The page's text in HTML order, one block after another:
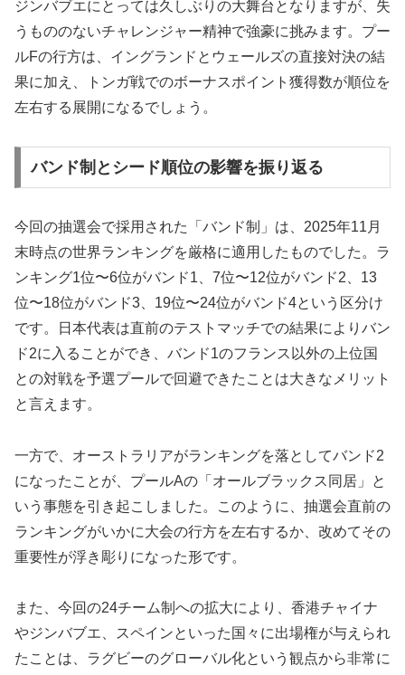
ジンバブエにとっては久しぶりの大舞台となりますが、失
うもののないチャレンジャー精神で強豪に挑みます。プー
ルFの行方は、イングランドとウェールズの直接対決の結
果に加え、トンガ戦でのボーナスポイント獲得数が順位を
左右する展開になるでしょう。
バンド制とシード順位の影響を振り返る
今回の抽選会で採用された「バンド制」は、2025年11月
末時点の世界ランキングを厳格に適用したものでした。ラ
ンキング1位〜6位がバンド1、7位〜12位がバンド2、13
位〜18位がバンド3、19位〜24位がバンド4という区分け
です。日本代表は直前のテストマッチでの結果によりバン
ド2に入ることができ、バンド1のフランス以外の上位国
との対戦を予選プールで回避できたことは大きなメリット
と言えます。
一方で、オーストラリアがランキングを落としてバンド2
になったことが、プールAの「オールブラックス同居」と
いう事態を引き起こしました。このように、抽選会直前の
ランキングがいかに大会の行方を左右するか、改めてその
重要性が浮き彫りになった形です。
また、今回の24チーム制への拡大により、香港チャイナ
やジンバブエ、スペインといった国々に出場権が与えられ
たことは、ラグビーのグローバル化という観点から非常に